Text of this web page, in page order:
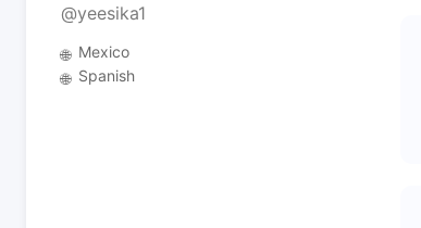
@yeesika1
🌐 Mexico
🌐 Spanish